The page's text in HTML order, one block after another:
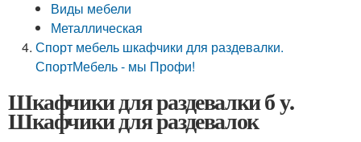
Виды мебели
Металлическая
Спорт мебель шкафчики для раздевалки.
СпортМебель - мы Профи!
Шкафчики для раздевалки б у.
Шкафчики для раздевалок